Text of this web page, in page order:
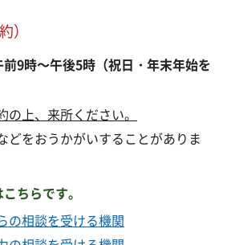
）
前9時～午後5時（祝日・年末年始を
上、来所ください。
どをおうかがいすることがありま
ちらです。
の相談を受ける機関